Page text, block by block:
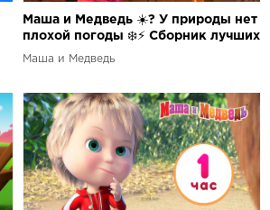
Маша и Медведь ☀️?️ У природы нет
плохой погоды ❄️⚡ Сборник лучших
серий про Машу ? 1 час ⏰
Маша и Медведь